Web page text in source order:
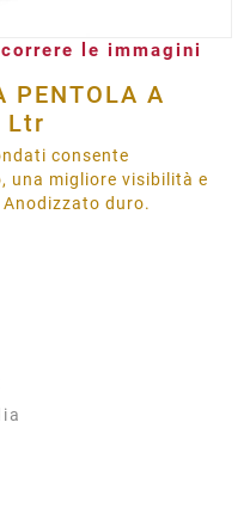
le immagini
PENTOLA A
Ltr
consente
una migliore visibilità e
duro.